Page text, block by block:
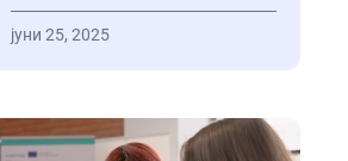
јуни 25, 2025